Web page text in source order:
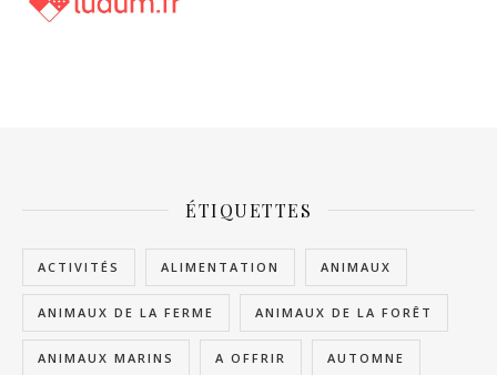
ÉTIQUETTES
ACTIVITÉS ALIMENTATION ANIMAUX
ANIMAUX DE LA FERME ANIMAUX DE LA FORÊT
ANIMAUX MARINS A OFFRIR AUTOMNE